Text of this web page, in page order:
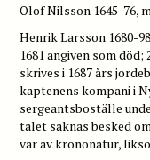
Olof Nilsson 1645-76,
Henrik Larsson 1680-
1681 angiven som
skrives i 1687 års
kaptenens kompani i
sergeantsboställe
talet saknas besked
var av krononatur,